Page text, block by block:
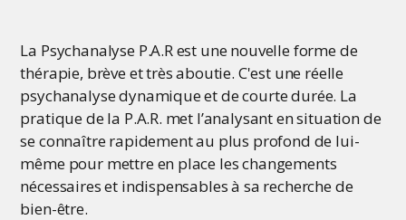
La Psychanalyse P.A.R est une nouvelle forme de
thérapie, brève et très aboutie. C'est une réelle
psychanalyse dynamique et de courte durée. La
pratique de la P.A.R. met l’analysant en situation de
se connaître rapidement au plus profond de lui-
même pour mettre en place les changements
nécessaires et indispensables à sa recherche de
bien-être.